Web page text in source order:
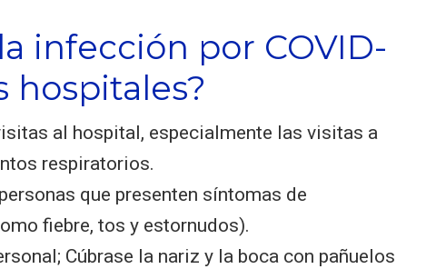
infección por COVID-
hospitales?
al hospital, especialmente las visitas a
respiratorios.
que presenten síntomas de
fiebre, tos y estornudos).
Cúbrase la nariz y la boca con pañuelos